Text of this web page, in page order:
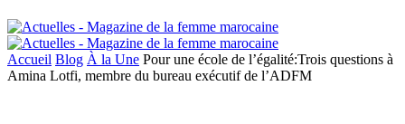
Accueil Blog À la Une Pour une école de l’égalité:Trois questions à
Amina Lotfi, membre du bureau exécutif de l’ADFM